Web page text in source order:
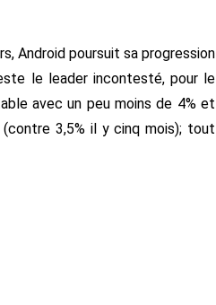
Android poursuit sa progression
le leader incontesté, pour le
avec un peu moins de 4% et
3,5% il y cinq mois); tout